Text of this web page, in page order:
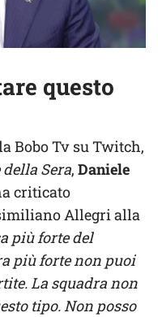
questo
Bobo Tv su Twitch,
Sera, Daniele
criticato
Allegri alla
più forte del
più forte non puoi
La squadra non
tipo. Non posso